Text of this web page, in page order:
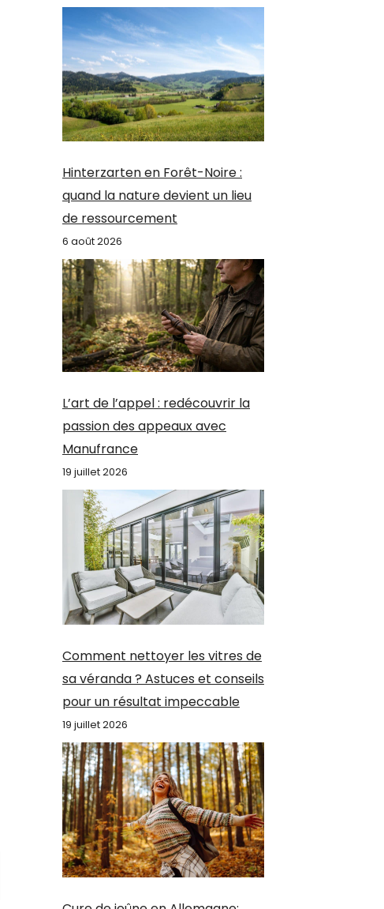
Hinterzarten en Forêt-Noire :
quand la nature devient un lieu
de ressourcement
6 août 2026
L’art de l’appel : redécouvrir la
passion des appeaux avec
Manufrance
19 juillet 2026
Comment nettoyer les vitres de
sa véranda ? Astuces et conseils
pour un résultat impeccable
19 juillet 2026